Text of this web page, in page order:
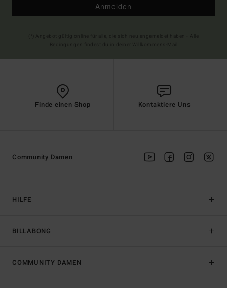
Anmelden
Finde einen Shop Kontaktiere Uns
HILFE
BILLABONG
Community Damen
COMMUNITY DAMEN